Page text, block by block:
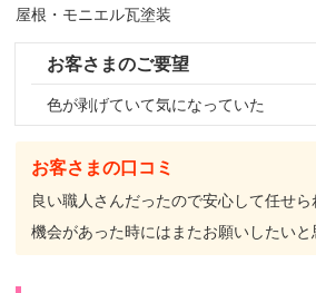
屋根・モニエル瓦塗装
お客さまのご要望
色が剥げていて気になっていた
お客さまの口コミ
良い職人さんだったので安心して任せら
機会があった時にはまたお願いしたいと